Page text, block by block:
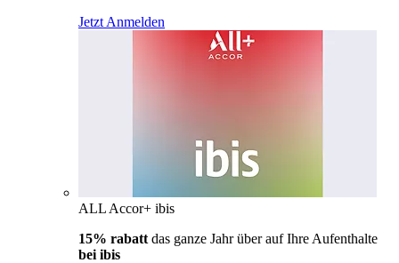
Jetzt Anmelden
ALL Accor+ ibis
15% rabatt das ganze Jahr über auf Ihre Aufenthalte
bei ibis